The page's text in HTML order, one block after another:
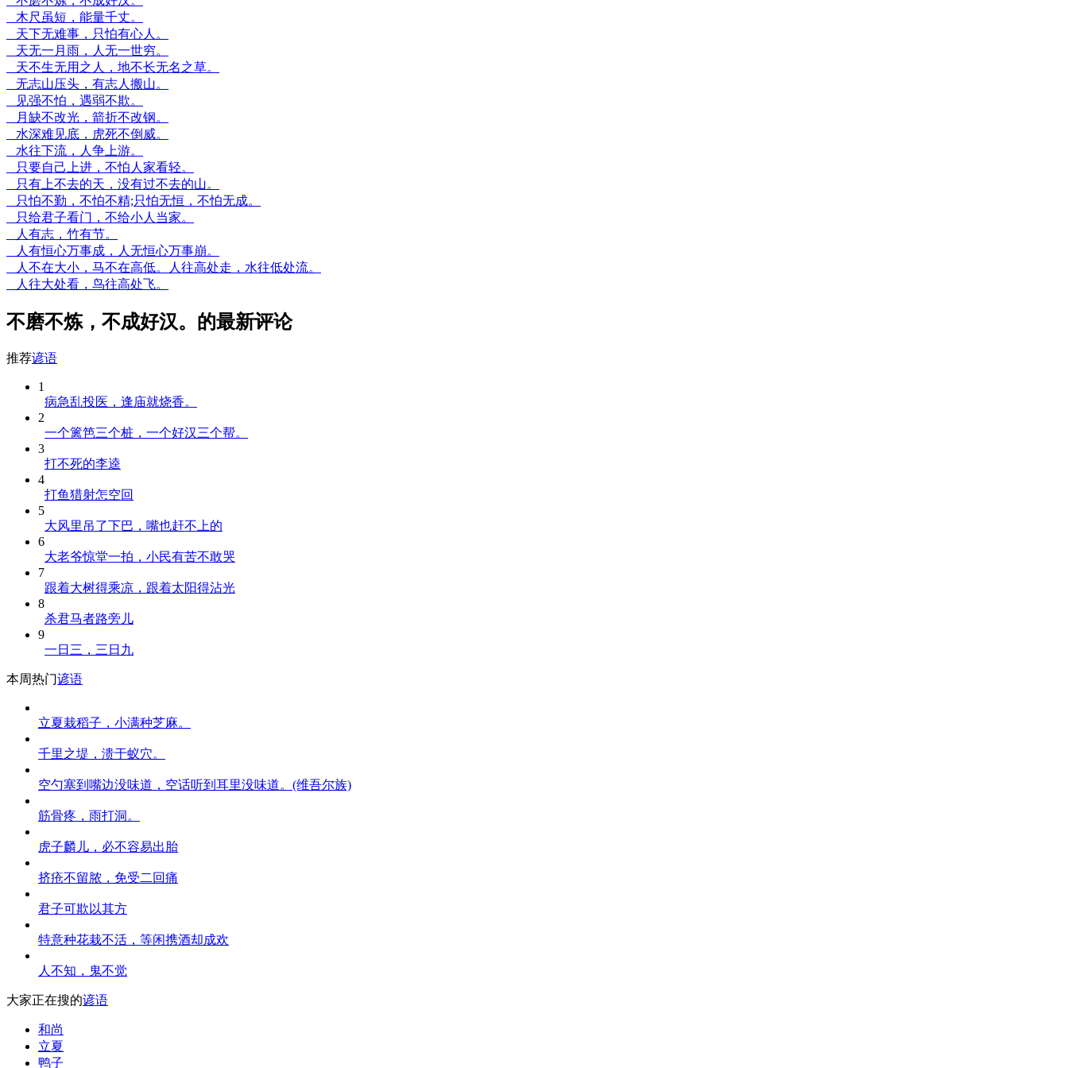
木尺虽短，能量千丈。
天下无难事，只怕有心人。
天无一月雨，人无一世穷。
天不生无用之人，地不长无名之草。
无志山压头，有志人搬山。
见强不怕，遇弱不欺。
月缺不改光，箭折不改钢。
水深难见底，虎死不倒威。
水往下流，人争上游。
只要自己上进，不怕人家看轻。
只有上不去的天，没有过不去的山。
只怕不勤，不怕不精;只怕无恒，不怕无成。
只给君子看门，不给小人当家。
人有志，竹有节。
人有恒心万事成，人无恒心万事崩。
人不在大小，马不在高低。人往高处走，水往低处流。
人往大处看，鸟往高处飞。
不磨不炼，不成好汉。的最新评论
推荐谚语
1
病急乱投医，逢庙就烧香。
2
一个篱笆三个桩，一个好汉三个帮。
3
打不死的李逵
4
打鱼猎射怎空回
5
大风里吊了下巴，嘴也赶不上的
6
大老爷惊堂一拍，小民有苦不敢哭
7
跟着大树得乘凉，跟着太阳得沾光
8
杀君马者路旁儿
9
一日三，三日九
本周热门谚语
立夏栽稻子，小满种芝麻。
千里之堤，溃于蚁穴。
空勺塞到嘴边没味道，空话听到耳里没味道。(维吾尔族)
筋骨疼，雨打洞。
虎子麟儿，必不容易出胎
挤疮不留脓，免受二回痛
君子可欺以其方
特意种花栽不活，等闲携酒却成欢
人不知，鬼不觉
大家正在搜的谚语
和尚
立夏
鸭子